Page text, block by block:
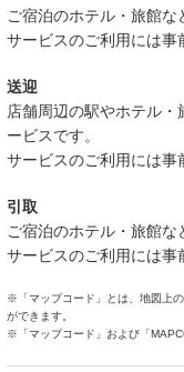
ご宿泊のホテル・旅館な
サービスのご利用には事
送迎
店舗周辺の駅やホテル
ービスです。
サービスのご利用には事
引取
ご宿泊のホテル・旅館な
サービスのご利用には事
※「マップコード」とは、地図上
ができます。
※「マップコード」および「